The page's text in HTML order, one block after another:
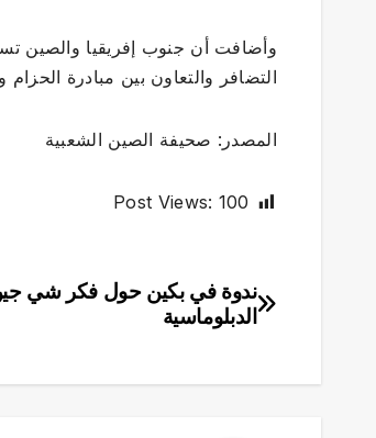
وأضافت أن جنوب إفريقيا والصين
التضافر والتعاون بين مبادرة الحزام
المصدر: صحيفة الصين الشعبية
Post Views: 100
تصفّح
ندوة في بكين حول فكر شي
الدبلوماسية